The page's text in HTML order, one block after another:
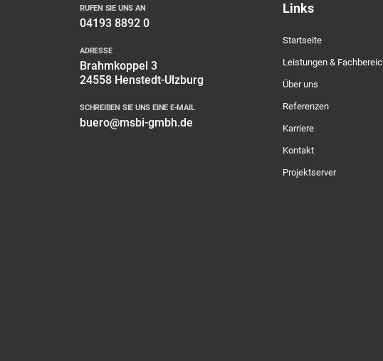
RUFEN SIE UNS AN
04193 8892 0
ADRESSE
Brahmkoppel 3
24558 Henstedt-Ulzburg
SCHREIBEN SIE UNS EINE E-MAIL
buero@msbi-gmbh.de
Links
Startseite
Leistungen &
Über uns
Referenzen
Karriere
Kontakt
Projektserver